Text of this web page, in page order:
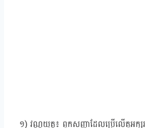
១) វណ្ណយុត្ត៖ ពួកសញ្ញាដែលប្រើលើតួអក្